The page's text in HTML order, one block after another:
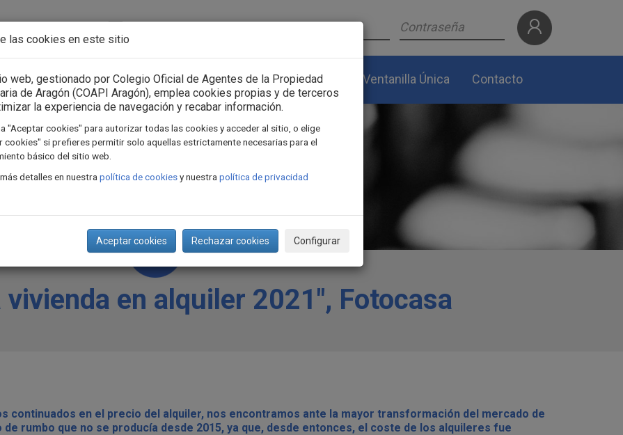
Asociación Consejo General Formación Actualidad Ventanilla Única Contacto
en alquiler 2021", Fotocasa
continuados en el precio del alquiler, nos encontramos ante la mayor transformación del mercado de
rumbo que no se producía desde 2015, ya que, desde entonces, el coste de los alquileres fue
las cookies en este sitio
web, gestionado por Colegio Oficial de Agentes de la Propiedad
de Aragón (COAPI Aragón), emplea cookies propias y de terceros
la experiencia de navegación y recabar información.
"Aceptar cookies" para autorizar todas las cookies y acceder al sitio, o elige
cookies" si prefieres permitir solo aquellas estrictamente necesarias para el
básico del sitio web.
detalles en nuestra política de cookiesy nuestra política de privacidad
Aceptar cookies Rechazar cookies Configurar